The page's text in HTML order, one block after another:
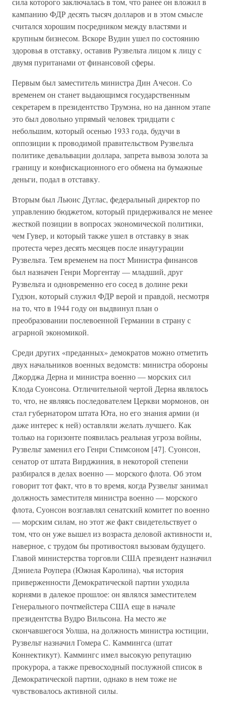
кампанию ФДР десять тысяч долларов и в этом смысле
считался хорошим посредником между властями и
крупным бизнесом. Вскоре Вудин ушел по состоянию
здоровья в отставку, оставив Рузвельта лицом к лицу с
двумя пуританами от финансовой сферы.
Первым был заместитель министра Дин Ачесон. Со
временем он станет выдающимся государственным
секретарем в президентство Трумэна, но на данном этапе
это был довольно упрямый человек тридцати с
небольшим, который осенью 1933 года, будучи в
оппозиции к проводимой правительством Рузвельта
политике девальвации доллара, запрета вывоза золота за
границу и конфискационного его обмена на бумажные
деньги, подал в отставку.
Вторым был Льюис Дуглас, федеральный директор по
управлению бюджетом, который придерживался не менее
жесткой позиции в вопросах экономической политики,
чем Гувер, и который также ушел в отставку в знак
протеста через десять месяцев после инаугурации
Рузвельта. Тем временем на пост Министра финансов
был назначен Генри Моргентау — младший, друг
Рузвельта и одновременно его сосед в долине реки
Гудзон, который служил ФДР верой и правдой, несмотря
на то, что в 1944 году он выдвинул план о
преобразовании послевоенной Германии в страну с
аграрной экономикой.
Среди других «преданных» демократов можно отметить
двух начальников военных ведомств: министра обороны
Джорджа Дерна и министра военно — морских сил
Клода Суонсона. Отличительной чертой Дерна являлось
то, что, не являясь последователем Церкви мормонов, он
стал губернатором штата Юта, но его знания армии (и
даже интерес к ней) оставляли желать лучшего. Как
только на горизонте появилась реальная угроза войны,
Рузвельт заменил его Генри Стимсоном [47]. Суонсон,
сенатор от штата Вирджиния, в некоторой степени
разбирался в делах военно — морского флота. Об этом
говорит тот факт, что в то время, когда Рузвельт занимал
должность заместителя министра военно — морского
флота, Суонсон возглавлял сенатский комитет по военно
— морским силам, но этот же факт свидетельствует о
том, что он уже вышел из возраста деловой активности и,
наверное, с трудом бы противостоял вызовам будущего.
Главой министерства торговли США президент назначил
Дэниела Роупера (Южная Каролина), чья история
приверженности Демократической партии уходила
корнями в далекое прошлое: он являлся заместителем
Генерального почтмейстера США еще в начале
президентства Вудро Вильсона. На место же
скончавшегося Уолша, на должность министра юстиции,
Рузвельт назначил Гомера С. Каммингса (штат
Коннектикут). Каммингс имел высокую репутацию
прокурора, а также превосходный послужной список в
Демократической партии, однако в нем тоже не
чувствовалось активной силы.